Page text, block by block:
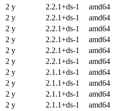
2 y
2.2.1+ds-1 amd64
2 y
2.2.1+ds-1 amd64
2 y
2.2.1+ds-1 amd64
2 y
2.2.1+ds-1 amd64
2 y
2.2.1+ds-1 amd64
2 y
2.2.1+ds-1 amd64
2 y
2.1.1+ds-1 amd64
2 y
2.1.1+ds-1 amd64
2 y
2.1.1+ds-1 amd64
2 y
2.1.1+ds-1 amd64